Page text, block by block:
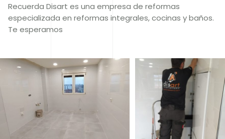
Recuerda Disart es una empresa de reformas
especializada en reformas integrales, cocinas y baños.
Te esperamos